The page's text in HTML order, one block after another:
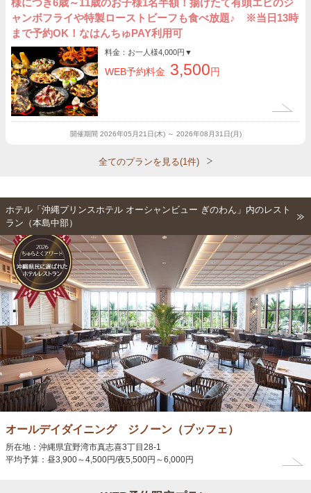
様につき6歳～11歳のお子様1名半額！揚げたて有頭エビのジ
ャンボフライや特製ローストビーフも食べ放題♪ ※当日13時
まで予約OK！なはんちゅPAY利用可
料金：お一人様4,000円 ▼
WEB予約料金 3,500円
開催期間 2026年05月21日(木) ～ 2026年08月31日(月)
全てのプランを見る(1件)
ホテル「沖縄プリンスホテル オーシャンビュー ぎのわん」内のレスト
ラン（本島中部）
オールデイダイニング ジノーン（ブッフェ）
所在地：沖縄県宜野湾市真志喜3丁目28-1
平均予算：昼3,900～4,500円/夜5,500円～6,000円